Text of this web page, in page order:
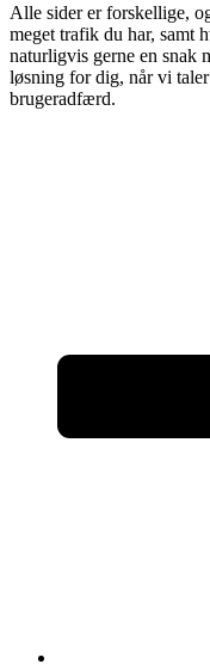
Alle sider er forskellige,
meget trafik du har, samt
naturligvis gerne en snak
løsning for dig, når vi taler
brugeradfærd.